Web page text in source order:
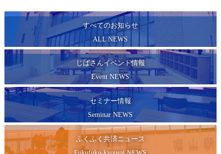
すべてのお知らせ
ALL NEWS
じばさんイベント情報
Event NEWS
セミナー情報
Seminar NEWS
ふくふく共済ニュース